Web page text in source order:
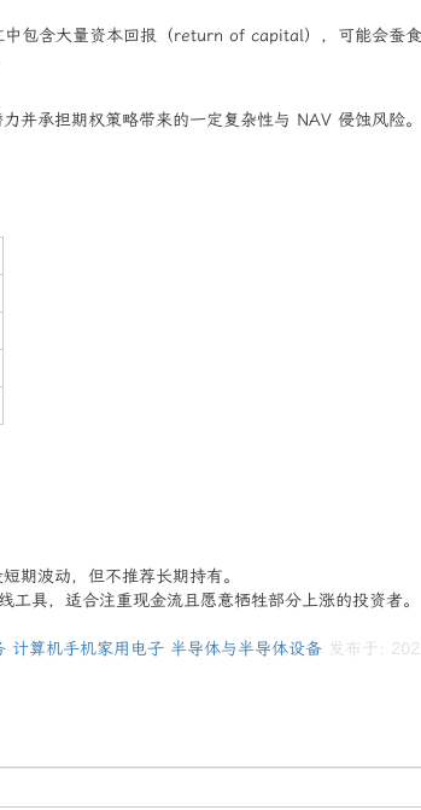
包含大量资本回报（return of capital），可能会蚕食
并承担期权策略带来的一定复杂性与 NAV 侵蚀风险。
期波动，但不推荐长期持有。
具，适合注重现金流且愿意牺牲部分上涨的投资者。
计算机手机家用电子 半导体与半导体设备 发布于: